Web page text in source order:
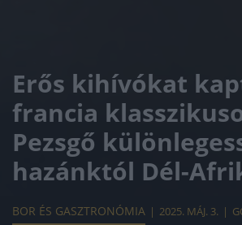
Erős kihívókat
francia
Pezsgő
hazánktól Dél-
BOR ÉS GASZTRONÓMIA 2025. MÁJ. 3.